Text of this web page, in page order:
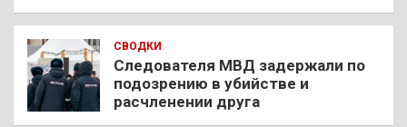
СВОДКИ
Следователя МВД задержали по
подозрению в убийстве и
расчленении друга